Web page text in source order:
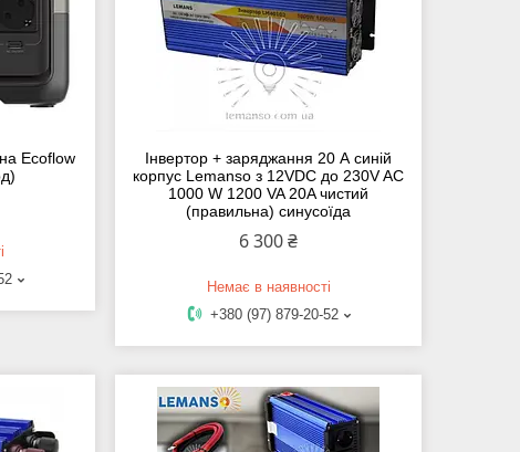
Ecoflow
Інвертор + заряджання 20 А синій
корпус Lemanso з 12VDC до 230V AC
1000 W 1200 VA 20A чистий
(правильна) синусоїда
6 300 ₴
Немає в наявності
+380 (97) 879-20-52